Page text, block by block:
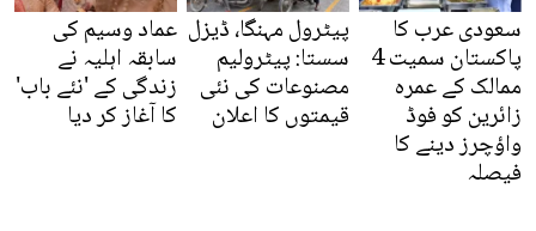
سعودی عرب کا
پاکستان سمیت 4
ممالک کے عمرہ
زائرین کو فوڈ
واؤچرز دینے کا
فیصلہ
پیٹرول مہنگا، ڈیزل
سستا: پیٹرولیم
مصنوعات کی نئی
قیمتوں کا اعلان
عماد وسیم کی
سابقہ اہلیہ نے
زندگی کے 'نئے باب'
کا آغاز کر دیا